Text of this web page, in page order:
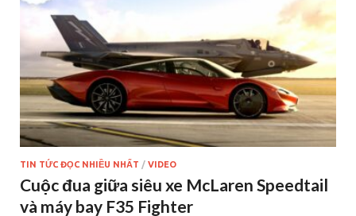
TIN TỨC ĐỌC NHIỀU NHẤT / VIDEO
Cuộc đua giữa siêu xe McLaren Speedtail
và máy bay F35 Fighter